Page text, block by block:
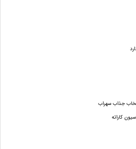
جذاب سهراب
کاراته